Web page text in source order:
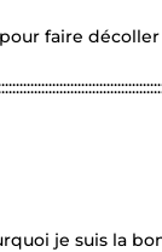
faire
je suis la